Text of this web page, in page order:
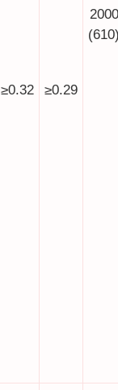
2000
≥0.32 ≥0.29